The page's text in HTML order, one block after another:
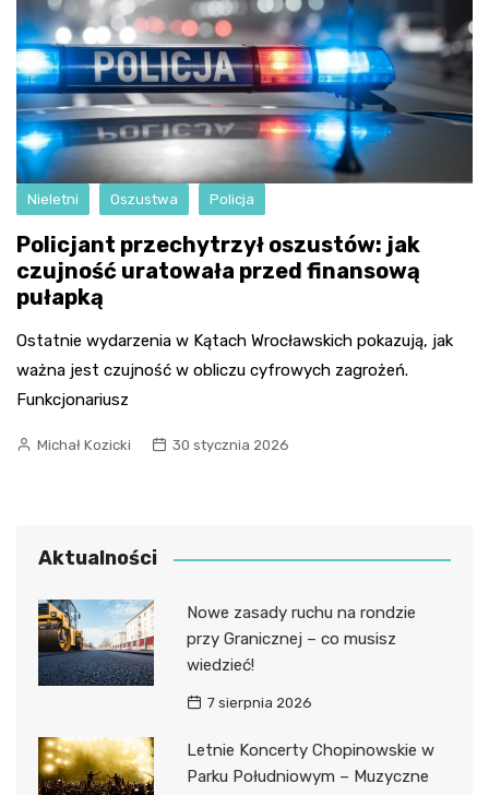
Nieletni Oszustwa Policja
Policjant przechytrzył oszustów: jak
czujność uratowała przed finansową
pułapką
Ostatnie wydarzenia w Kątach Wrocławskich pokazują, jak
ważna jest czujność w obliczu cyfrowych zagrożeń.
Funkcjonariusz
Michał Kozicki 30 stycznia 2026
Aktualności
Nowe zasady ruchu na rondzie
przy Granicznej – co musisz
wiedzieć!
7 sierpnia 2026
Letnie Koncerty Chopinowskie w
Parku Południowym – Muzyczne